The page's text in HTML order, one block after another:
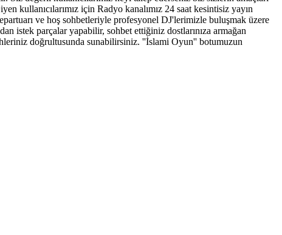
kullanıcılarımız için Radyo kanalımız 24 saat kesintisiz yayın
ve hoş sohbetleriyle profesyonel DJ'lerimizle buluşmak üzere
istek parçalar yapabilir, sohbet ettiğiniz dostlarınıza armağan
doğrultusunda sunabilirsiniz. ''İslami Oyun'' botumuzun